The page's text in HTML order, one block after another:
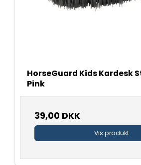
HorseGuard Kids Kardesk
Pink
39,00 DKK
Vis produkt